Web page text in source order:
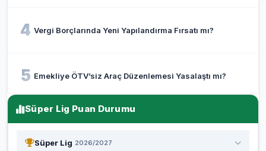
4 Vergi Borçlarında Yeni Yapılandırma Fırsatı mı?
5 Emekliye ÖTV’siz Araç Düzenlemesi Yasalaştı mı?
Süper Lig Puan Durumu
Süper Lig 2026/2027